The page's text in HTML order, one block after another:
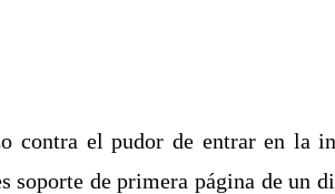
contra el pudor de entrar en la
soporte de primera página de un